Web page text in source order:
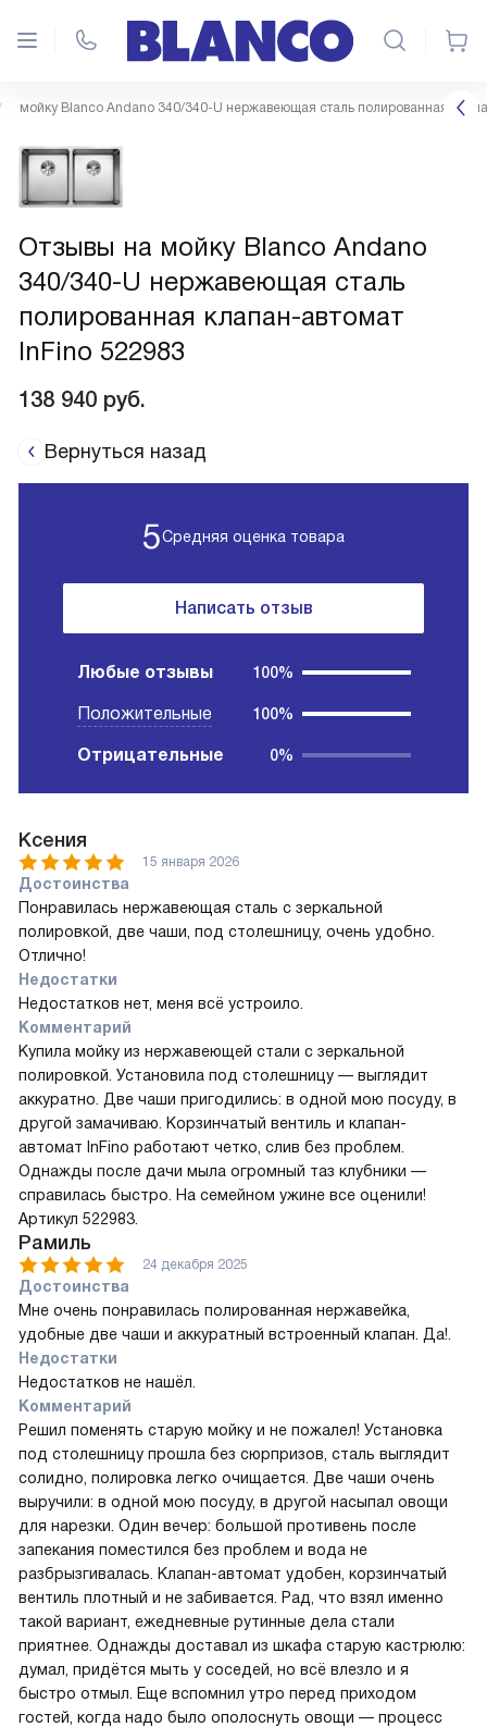
мойку Blanco Andano 340/340-U нержавеющая сталь полированная
Отзывы на мойку Blanco Andano
340/340-U нержавеющая сталь
полированная клапан-автомат
InFino 522983
138 940 руб.
Вернуться назад
5Средняя оценка товара
Написать отзыв
Любые отзывы 100%
Положительные 100%
Отрицательные 0%
Ксения
15 января 2026
Достоинства
Понравилась нержавеющая сталь с зеркальной
полировкой, две чаши, под столешницу, очень удобно.
Отлично!
Недостатки
Недостатков нет, меня всё устроило.
Комментарий
Купила мойку из нержавеющей стали с зеркальной
полировкой. Установила под столешницу — выглядит
аккуратно. Две чаши пригодились: в одной мою посуду, в
другой замачиваю. Корзинчатый вентиль и клапан-
автомат InFino работают четко, слив без проблем.
Однажды после дачи мыла огромный таз клубники —
справилась быстро. На семейном ужине все оценили!
Артикул 522983.
Рамиль
24 декабря 2025
Достоинства
Мне очень понравилась полированная нержавейка,
удобные две чаши и аккуратный встроенный клапан. Да!.
Недостатки
Недостатков не нашёл.
Комментарий
Решил поменять старую мойку и не пожалел! Установка
под столешницу прошла без сюрпризов, сталь выглядит
солидно, полировка легко очищается. Две чаши очень
выручили: в одной мою посуду, в другой насыпал овощи
для нарезки. Один вечер: большой противень после
запекания поместился без проблем и вода не
разбрызгивалась. Клапан-автомат удобен, корзинчатый
вентиль плотный и не забивается. Рад, что взял именно
такой вариант, ежедневные рутинные дела стали
приятнее. Однажды доставал из шкафа старую кастрюлю:
думал, придётся мыть у соседей, но всё влезло и я
быстро отмыл. Еще вспомнил утро перед приходом
гостей, когда надо было ополоснуть овощи — процесс